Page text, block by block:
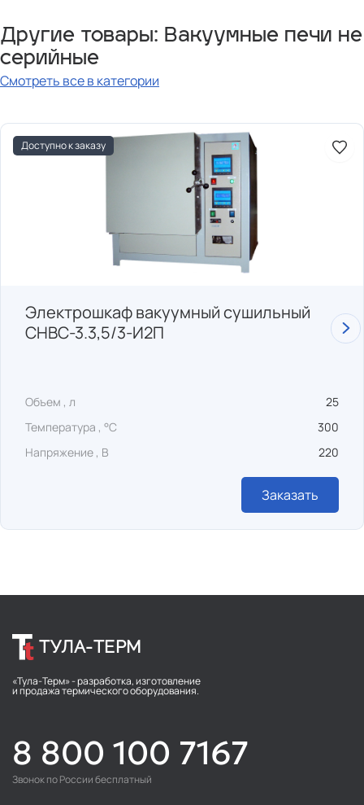
Другие товары: Вакуумные печи не
серийные
Смотреть все в категории
Доступно к заказу
Электрошкаф вакуумный сушильный
СНВС-3.3,5/3-И2П
Объем , л
25
Температура , °C
300
Напряжение , В
220
Заказать
ТУЛА-ТЕРМ
«Тула-Терм» - разработка, изготовление
и продажа термического оборудования.
8 800 100 7167
Звонок по России бесплатный